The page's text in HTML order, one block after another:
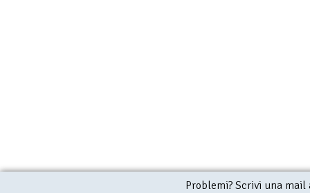
Problemi? Scrivi una